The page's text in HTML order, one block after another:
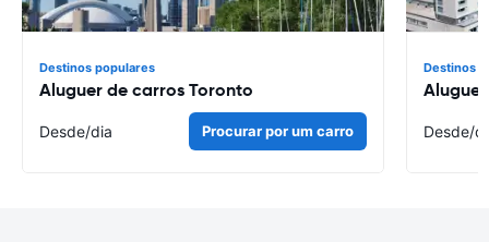
Destinos populares
Aluguer de carros Toronto
Desde/dia Procurar por um carro
Destinos
Desde/